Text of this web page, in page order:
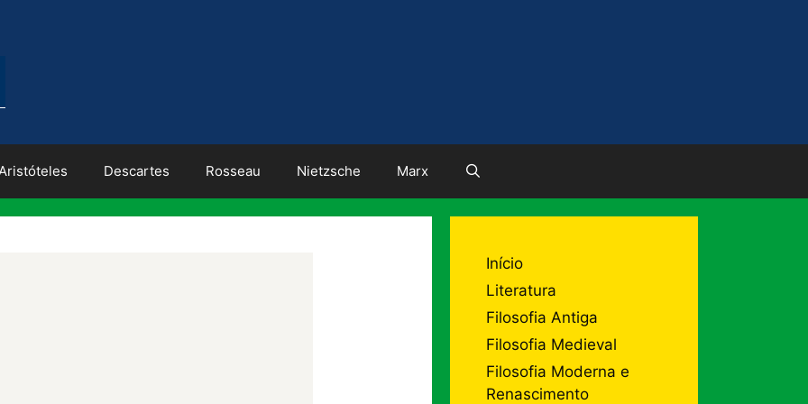
Descartes Rosseau Nietzsche Marx
Início
Literatura
Filosofia Antiga
Filosofia Medieval
Filosofia Moderna e
Renascimento